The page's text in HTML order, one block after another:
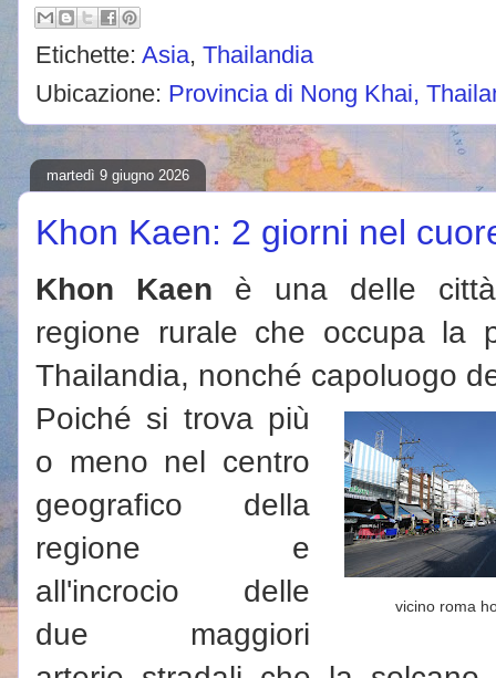
Etichette: Asia, Thailandia
Ubicazione: Provincia di Nong Khai,
martedì 9 giugno 2026
Khon Kaen: 2 giorni nel
Khon Kaen è una delle
regione rurale che occupa la
Thailandia, nonché capoluogo
vicino roma
Poiché si trova più
o meno nel centro
geografico della
regione e
all'incrocio delle
due maggiori